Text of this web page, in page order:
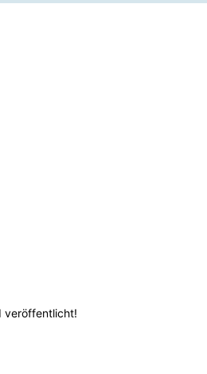
veröffentlicht!